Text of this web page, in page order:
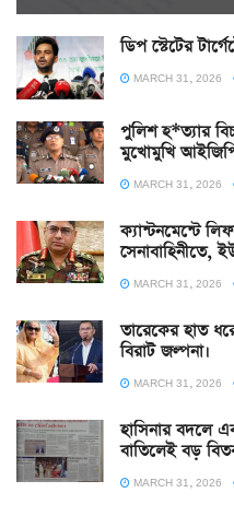
ডিপ স্টেটের
MARCH 31, 2026
পুলিশ হ*ত্যার
মুখোমুখি আইজিপি
MARCH 31, 2026
ক্যান্টনমেন্টে
সেনাবাহিনীতে,
MARCH 31, 2026
তারেকের হাত
বিরাট জল্পনা।
MARCH 31, 2026
হাসিনার বদলে
বাতিলেই বড়
MARCH 31, 2026